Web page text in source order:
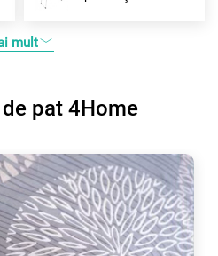
mult
pat 4Home